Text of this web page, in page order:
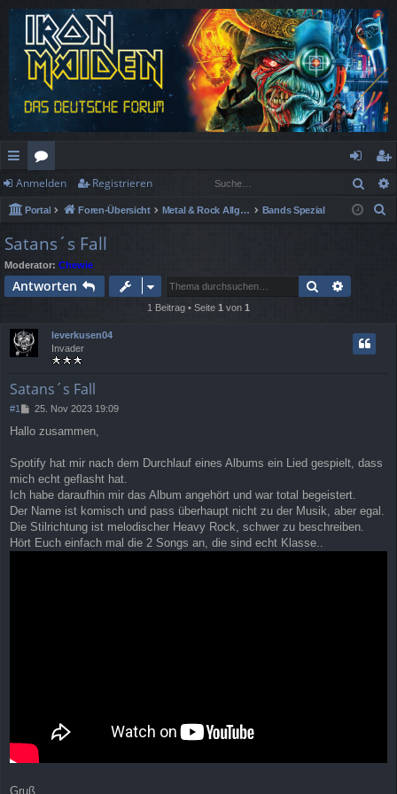
ch
ne
llz
ug
rif
f
or
en
n
m
eg
ist
Anmelden Registrieren
Portal Foren-Übersicht Metal & Rock Allgemein Bands Spezial
Satans´s Fall
Moderator: Chewie
Antworten Suche
1 Beitrag • Seite 1 von 1
leverkusen04
Invader
Satans´s Fall
#1
B
i
r
25. Nov 2023 19:09
Hallo zusammen,
Spotify hat mir nach dem Durchlauf eines Albums ein Lied gespielt, dass
mich echt geflasht hat.
Ich habe daraufhin mir das Album angehört und war total begeistert.
Der Name ist komisch und pass überhaupt nicht zu der Musik, aber egal.
Die Stilrichtung ist melodischer Heavy Rock, schwer zu beschreiben.
Hört Euch einfach mal die 2 Songs an, die sind echt Klasse..
Gruß